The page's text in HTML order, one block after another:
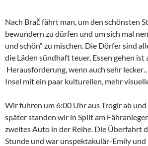
Nach Brač fährt man, um den schönsten
bewundern zu dürfen und um sich mal
und schön“ zu mischen. Die Dörfer sind
die Läden sündhaft teuer, Essen gehen ist
Herausforderung, wenn auch sehr
Insel mit ein paar kulturellen, mehr
Wir fuhren um 6:00 Uhr aus Trogir ab
später standen wir in Split am
zweites Auto in der Reihe. Die Überfahrt
Stunde und war unspektakulär-Emily